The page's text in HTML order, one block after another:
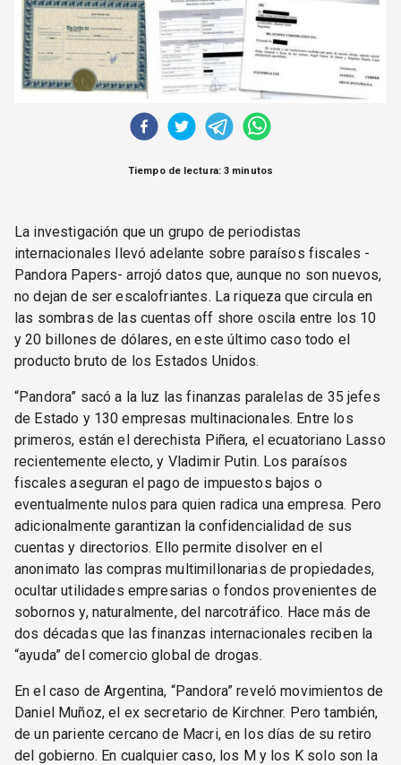
Política Obrera Revista
CONTACTO
Tiempo de lectura: 3 minutos
La investigación que un grupo de periodistas
internacionales llevó adelante sobre paraísos fiscales -
Pandora Papers- arrojó datos que, aunque no son nuevos,
no dejan de ser escalofriantes. La riqueza que circula en
las sombras de las cuentas off shore oscila entre los 10
y 20 billones de dólares, en este último caso todo el
producto bruto de los Estados Unidos.
“Pandora” sacó a la luz las finanzas paralelas de 35 jefes
de Estado y 130 empresas multinacionales. Entre los
primeros, están el derechista Piñera, el ecuatoriano Lasso
recientemente electo, y Vladimir Putin. Los paraísos
fiscales aseguran el pago de impuestos bajos o
eventualmente nulos para quien radica una empresa. Pero
adicionalmente garantizan la confidencialidad de sus
cuentas y directorios. Ello permite disolver en el
anonimato las compras multimillonarias de propiedades,
ocultar utilidades empresarias o fondos provenientes de
sobornos y, naturalmente, del narcotráfico. Hace más de
dos décadas que las finanzas internacionales reciben la
“ayuda” del comercio global de drogas.
En el caso de Argentina, “Pandora” reveló movimientos de
Daniel Muñoz, el ex secretario de Kirchner. Pero también,
de un pariente cercano de Macri, en los días de su retiro
del gobierno. En cualquier caso, los M y los K solo son la